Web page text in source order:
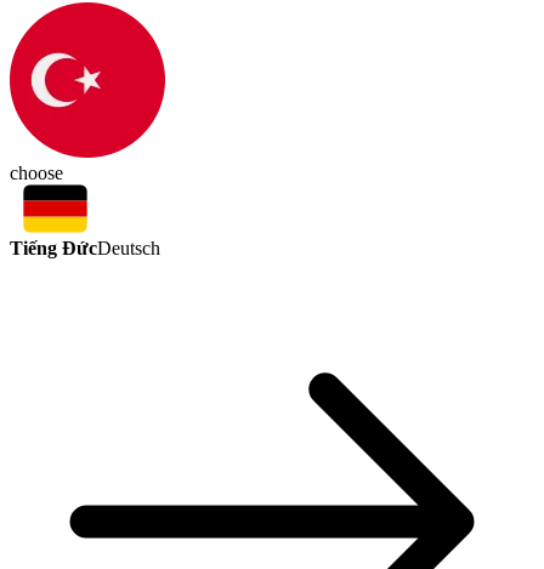
choose
Tiếng ĐứcDeutsch